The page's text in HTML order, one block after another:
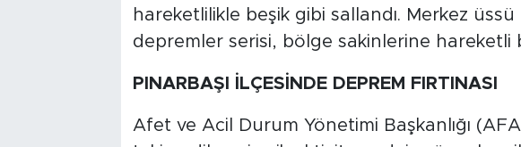
hareketlilikle beşik gibi sallandı. Merkez üssü
depremler serisi, bölge sakinlerine hareketli
PINARBAŞI İLÇESİNDE DEPREM FIRTINASI
Afet ve Acil Durum Yönetimi Başkanlığı